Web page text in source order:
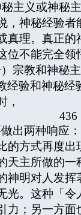
主义或神秘主
，神秘经验
真理。真正
位不能完全领
）宗教和神秘
经验和神秘经
，
出两种响应
的方式再度出
天主所做的一
神明对人发
光。这种「令
力；另一方